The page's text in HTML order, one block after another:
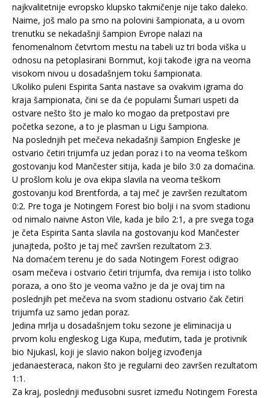
najkvalitetnije evropsko klupsko takmičenje nije tako daleko.
Naime, još malo pa smo na polovini šampionata, a u ovom
trenutku se nekadašnji šampion Evrope nalazi na
fenomenalnom četvrtom mestu na tabeli uz tri boda viška u
odnosu na petoplasirani Bornmut, koji takođe igra na veoma
visokom nivou u dosadašnjem toku šampionata.
Ukoliko puleni Espirita Santa nastave sa ovakvim igrama do
kraja šampionata, čini se da će popularni Šumari uspeti da
ostvare nešto što je malo ko mogao da pretpostavi pre
početka sezone, a to je plasman u Ligu šampiona.
Na poslednjih pet mečeva nekadašnji šampion Engleske je
ostvario četiri trijumfa uz jedan poraz i to na veoma teškom
gostovanju kod Mančester sitija, kada je bilo 3:0 za domaćina.
U prošlom kolu je ova ekipa slavila na veoma teškom
gostovanju kod Brentforda, a taj meč je završen rezultatom
0:2. Pre toga je Notingem Forest bio bolji i na svom stadionu
od nimalo naivne Aston Vile, kada je bilo 2:1, a pre svega toga
je četa Espirita Santa slavila na gostovanju kod Mančester
junajteda, pošto je taj meč završen rezultatom 2:3.
Na domaćem terenu je do sada Notingem Forest odigrao
osam mečeva i ostvario četiri trijumfa, dva remija i isto toliko
poraza, a ono što je veoma važno je da je ovaj tim na
poslednjih pet mečeva na svom stadionu ostvario čak četiri
trijumfa uz samo jedan poraz.
Jedina mrlja u dosadašnjem toku sezone je eliminacija u
prvom kolu engleskog Liga Kupa, međutim, tada je protivnik
bio Njukasl, koji je slavio nakon boljeg izvođenja
jedanaesteraca, nakon što je regularni deo završen rezultatom
1:1.
Za kraj, poslednji međusobni susret između Notingem Foresta